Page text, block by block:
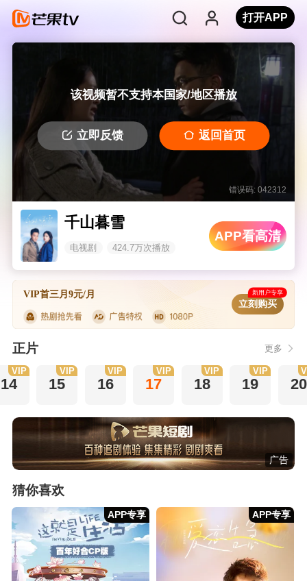
打开APP
该视频暂不支持本国家/地区播放
立即反馈 返回首页
错误码: 042312
千山暮雪
电视剧 424.7万次播放
APP看高清
VIP首三月9元/月 新用户专享
立刻购买
正片 更多
14
VIP
15
VIP
16
VIP
17
VIP
18
VIP
19
VIP
20
广告
猜你喜欢
APP专享 APP专享